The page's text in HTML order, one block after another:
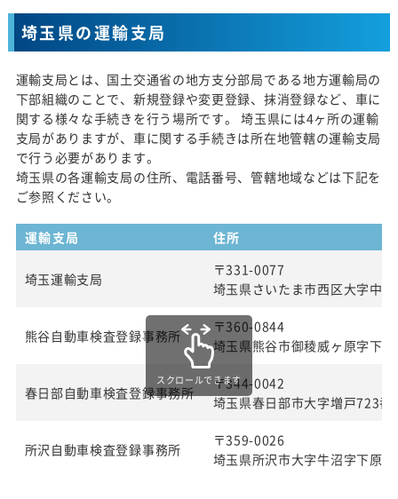
埼玉県の運輸支局
運輸支局とは、国土交通省の地方支分部局である地方運輸局の
下部組織のことで、新規登録や変更登録、抹消登録など、車に
関する様々な手続きを行う場所です。 埼玉県には4ヶ所の運輸
支局がありますが、車に関する手続きは所在地管轄の運輸支局
で行う必要があります。
埼玉県の各運輸支局の住所、電話番号、管轄地域などは下記を
ご参照ください。
運輸支局 住所
埼玉運輸支局
〒331-0077
埼玉県さいたま市西区大字中
熊谷自動車検査登録事務所
〒360-0844
埼玉県熊谷市御稜威ヶ原字下
春日部自動車検査登録事務所
〒344-0042
埼玉県春日部市大字増戸723番
所沢自動車検査登録事務所
〒359-0026
埼玉県所沢市大字牛沼字下原
スクロールできます